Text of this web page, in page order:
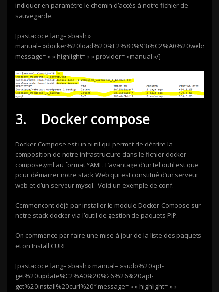
indiquer en paramètre le chemin d’accès à notre fichier de
sauvegarde.
[pastacode lang= »bash »
manual=
message= » » highlight= » » provider= »manual »/]
3. Docker compose
Docker Compose est un outil qui permet de décrire la
composition de notre infrastructure dans le fichier docker-
compose.yml au format YAML. L’avantage d’un tel outil est que
pour démarrer notre stack Web qui est constitué d’un serveur
web et d’un serveur mysql. Voici un exemple de conf.
Commencont déjà par installer le module Docker-Compose sur
notre stack docker via l’outil de gestion de paquets PIP.
On commence par faire une mise à jour de la liste des paquets
et on Install CURL
[pastacode lang= »bash » manual= »sudo%20apt-
get%20update%C2%A0%20%26%26%20apt-
get%20install%20curl%20″ message= » » highlight= » »